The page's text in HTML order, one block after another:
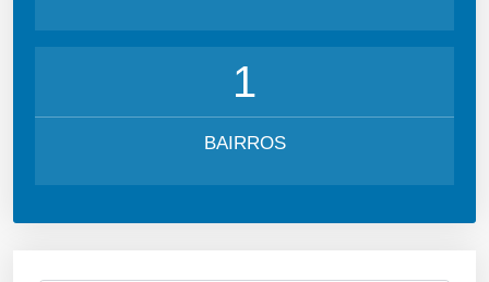
1
BAIRROS